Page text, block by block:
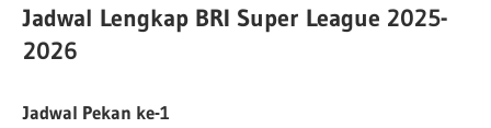
Jadwal Lengkap BRI Super League 2025-
2026
Jadwal Pekan ke-1